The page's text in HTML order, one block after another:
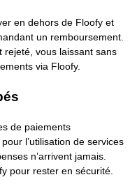
en dehors de Floofy et
un remboursement.
rejeté, vous laissant sans
via Floofy.
de paiements
l’utilisation de services
n’arrivent jamais.
pour rester en sécurité.